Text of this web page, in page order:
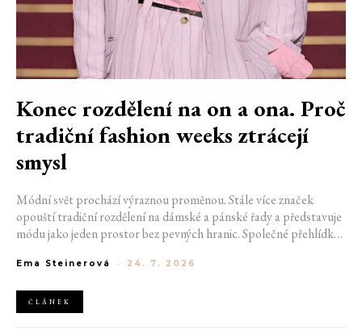
Konec rozdělení na on a ona. Proč
tradiční fashion weeks ztrácejí
smysl
Módní svět prochází výraznou proměnou. Stále více značek
opouští tradiční rozdělení na dámské a pánské řady a představuje
módu jako jeden prostor bez pevných hranic. Společné přehlídky,
klasické týdny módy mohou brzy vypadat úplně jinak.
Ema Steinerová - 24. 7. 2026
ČLÁNEK